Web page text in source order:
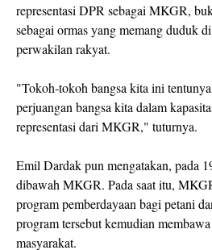
representasi DPR sebagai MKGR,
sebagai ormas yang memang duduk
perwakilan rakyat.
"Tokoh-tokoh bangsa kita ini
perjuangan bangsa kita dalam
representasi dari MKGR," tuturnya.
Emil Dardak pun mengatakan, pada
dibawah MKGR. Pada saat itu,
program pemberdayaan bagi petani
program tersebut kemudian
masyarakat.